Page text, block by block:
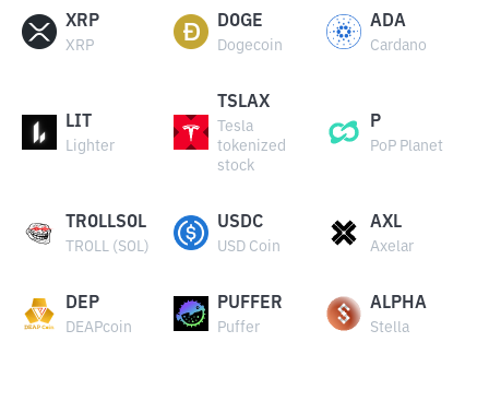
XRP
XRP
DOGE
Dogecoin
ADA
Cardano
LIT
Lighter
TSLAX
Tesla
tokenized
stock
P
PoP Planet
TROLLSOL
TROLL (SOL)
USDC
USD Coin
AXL
Axelar
DEP
DEAPcoin
PUFFER
Puffer
ALPHA
Stella